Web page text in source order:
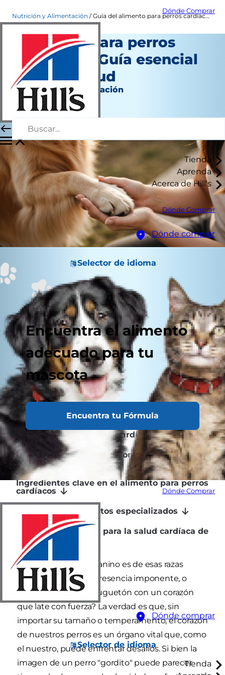
Dónde Comprar
Tienda
Aprenda
Acerca de Hill's
Dónde Comprar
Dónde comprar
Selector de idioma
Encuentra el alimento
adecuado para tu
mascota
Encuentra tu Fórmula
Dónde Comprar
Dónde comprar
Selector de idioma
Tienda
Nutrición y Alimentación Guía del alimento para perros cardíacos | Hill's Pet Chile
Alimento para perros
cardíacos: Guía esencial
para su salud
Nutrición y alimentación
Autor del personal
|
Octubre 29, 2025
¿Qué es la enfermedad cardíaca en perros?
Razas de perros con mayor predisposición a
problemas cardíacos
Ingredientes clave en el alimento para perros
cardíacos
Opciones de alimentos especializados
Un enfoque integral para la salud cardíaca de
tu perro
¿Tu fiel compañero canino es de esas razas
robustas y con una presencia imponente, o
quizás un pequeño juguetón con un corazón
que late con fuerza? La verdad es que, sin
importar su tamaño o temperamento, el corazón
de nuestros perros es un órgano vital que, como
el nuestro, puede enfrentar desafíos. Si bien la
imagen de un perro "gordito" puede parecer